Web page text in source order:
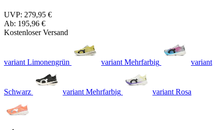
UVP: 279,95 €
Ab: 195,96 €
Kostenloser Versand
variant Limonengrün variant Mehrfarbig variant
Schwarz variant Mehrfarbig variant Rosa